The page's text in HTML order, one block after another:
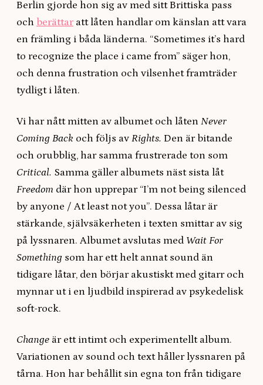
Berlin gjorde hon sig av med sitt Brittiska pass
och berättaratt låten handlar om känslan att vara
en främling i båda länderna. “Sometimes it’s hard
to recognize the place i came from” säger hon,
och denna frustration och vilsenhet framträder
tydligt i låten.
Vi har nått mitten av albumet och låten Never
Coming Back och följs av Rights. Den är bitande
och orubblig, har samma frustrerade ton som
Critical. Samma gäller albumets näst sista låt
Freedom där hon upprepar “I’m not being silenced
by anyone / At least not you”. Dessa låtar är
stärkande, självsäkerheten i texten smittar av sig
på lyssnaren. Albumet avslutas med Wait For
Something som har ett helt annat sound än
tidigare låtar, den börjar akustiskt med gitarr och
mynnar ut i en ljudbild inspirerad av psykedelisk
soft-rock.
Change är ett intimt och experimentellt album.
Variationen av sound och text håller lyssnaren på
tårna. Hon har behållit sin egna ton från tidigare